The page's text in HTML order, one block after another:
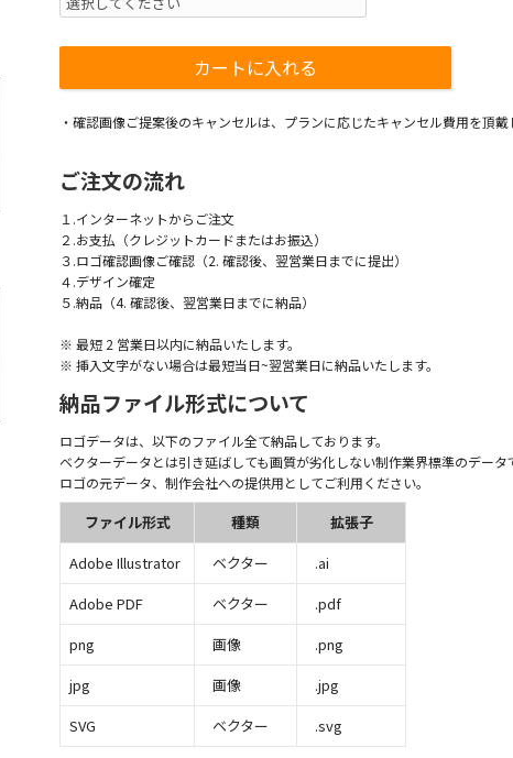
・確認画像ご提案後のキャンセルは、プランに応じたキャンセル費用を頂戴
ご注文の流れ
１.インターネットからご注文
２.お支払（クレジットカードまたはお振込）
３.ロゴ確認画像ご確認（2. 確認後、翌営業日までに提出）
４.デザイン確定
５.納品（4. 確認後、翌営業日までに納品）
※ 最短 2 営業日以内に納品いたします。
※ 挿入文字がない場合は最短当日~翌営業日に納品いたします。
納品ファイル形式について
ロゴデータは、以下のファイル全て納品しております。
ベクターデータとは引き延ばしても画質が劣化しない制作業界標準のデータ
ロゴの元データ、制作会社への提供用としてご利用ください。
ファイル形式 種類
拡張子
Adobe Illustrator
ベクター
.ai
Adobe PDF
ベクター
.pdf
png
画像
.png
jpg
画像
.jpg
SVG
ベクター .svg